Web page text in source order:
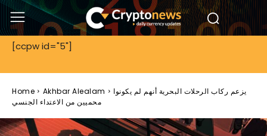
[ccpw id="5"]
Home Akhbar Alealam
يزعم ركاب الرحلات البحرية أنهم لم يكونوا
محميين من الاعتداء الجنسي